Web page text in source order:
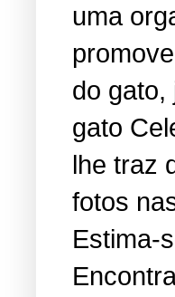
uma
do gato,
gato
lhe traz
fotos
Estima-